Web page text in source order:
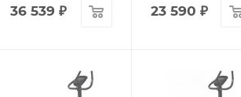
36 539 ₽ 23 590 ₽